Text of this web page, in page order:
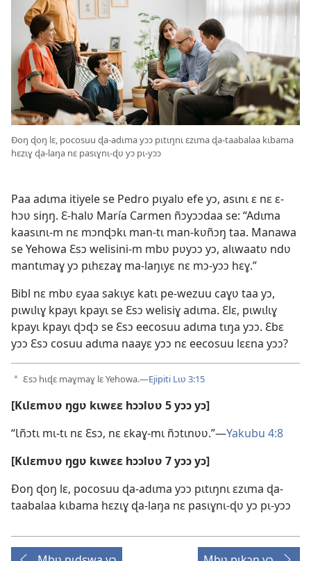
Ðoŋ ɖoŋ lɛ, pocosuu ɖa-adɩma yɔɔ pɩtɩŋnɩ ɛzɩma ɖa-taabalaa kɩbama
hɛzɩɣ ɖa-laŋa nɛ pasɩɣnɩ-ɖʋ yɔ pɩ-yɔɔ
Paa adɩma itiyele se Pedro pɩyalʋ efe yɔ, asɩnɩ ɛ nɛ ɛ-
hɔʋ siŋŋ. Ɛ-halʋ María Carmen ñɔyɔɔdaa se: “Adɩma
kaasɩnɩ-m nɛ mɔnɖɔkɩ man-tɩ man-kʋñɔŋ taa. Manawa
se Yehowa Ɛsɔ welisini-m mbʋ pʋyɔɔ yɔ, alɩwaatʋ ndʋ
mantɩmaɣ yɔ pɩhɛzaɣ ma-laŋɩyɛ nɛ mɔ-yɔɔ hɛɣ.”
Bibl nɛ mbʋ ɛyaa sakɩyɛ katɩ pe-wezuu caɣʋ taa yɔ,
pɩwɩlɩɣ kpayɩ kpayɩ se Ɛsɔ welisiɣ adɩma. Ɛlɛ, pɩwɩlɩɣ
kpayɩ kpayɩ ɖɔɖɔ se Ɛsɔ eecosuu adɩma tɩŋa yɔɔ. Ɛbɛ
yɔɔ Ɛsɔ cosuu adɩma naayɛ yɔɔ nɛ eecosuu lɛɛna yɔɔ?
a Ɛsɔ hɩɖɛ maɣmaɣ lɛ Yehowa.—Ejipiti Lɩʋ 3:15
[Kɩlɛmʋʋ ŋgʋ kɩwɛɛ hɔɔlʋʋ 5 yɔɔ yɔ]
“Ɩñɔtɩ mɩ-tɩ nɛ Ɛsɔ, nɛ ɛkaɣ-mɩ ñɔtɩnʋʋ.”—Yakubu 4:8
[Kɩlɛmʋʋ ŋgʋ kɩwɛɛ hɔɔlʋʋ 7 yɔɔ yɔ]
Ðoŋ ɖoŋ lɛ, pocosuu ɖa-adɩma yɔɔ pɩtɩŋnɩ ɛzɩma ɖa-
taabalaa kɩbama hɛzɩɣ ɖa-laŋa nɛ pasɩɣnɩ-ɖʋ yɔ pɩ-yɔɔ